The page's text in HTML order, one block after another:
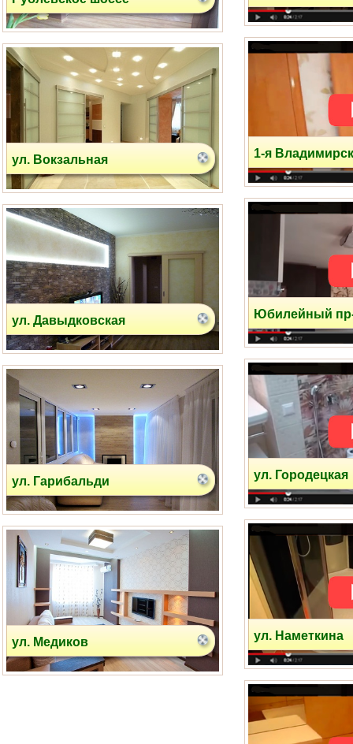
1-я
Юбилейный
ул. Городецкая
ул. Наметкина